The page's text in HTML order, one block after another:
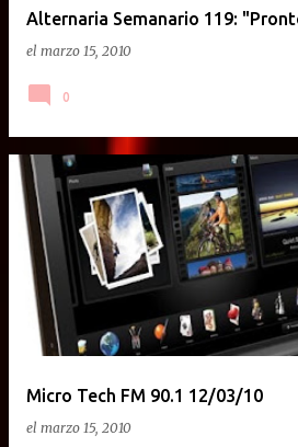
Alternaria Semanario 119:
el marzo 15, 2010
0
Micro Tech FM 90.1 12/03/10
el marzo 15, 2010